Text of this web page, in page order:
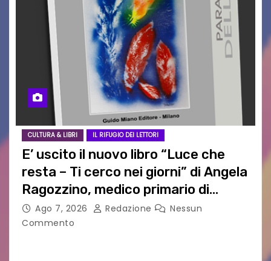
CULTURA & LIBRI IL RIFUGIO DEI LETTORI
E’ uscito il nuovo libro “Luce che
resta – Ti cerco nei giorni” di Angela
Ragozzino, medico primario di
Capua
Ago 7, 2026 Redazione
Nessun
Commento